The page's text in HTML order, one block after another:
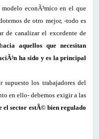
econÃ³mico en el que
de otro mejor, -todo es
de canalizar el excedente de
acia aquellos que necesitan
ha sido y es la principal
los trabajadores del
en ello- debemos exigir a las
el sector estÃ© bien regulado